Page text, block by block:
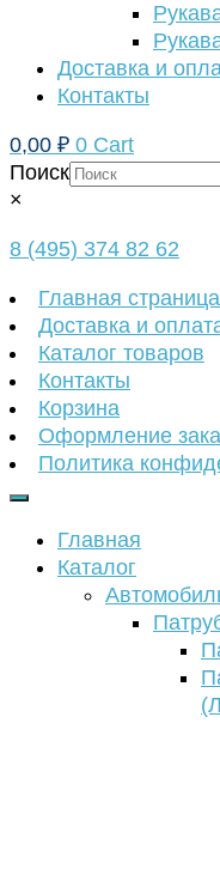
Доставка и
Контакты
0,00 ₽ 0 Cart
Поиск
×
8 (495) 374 82 62
Главная страница
Доставка и
Каталог товаров
Контакты
Корзина
Оформление
Политика
Главная
Каталог